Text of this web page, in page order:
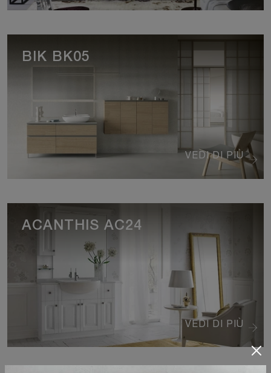
VEDI DI PIÙ
BIK BK05
VEDI DI PIÙ
ACANTHIS AC24